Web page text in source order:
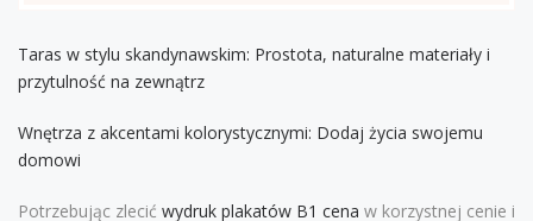
Taras w stylu skandynawskim: Prostota, naturalne materiały i
przytulność na zewnątrz
Wnętrza z akcentami kolorystycznymi: Dodaj życia swojemu
domowi
Potrzebując zlecić wydruk plakatów B1 cena w korzystnej cenie i